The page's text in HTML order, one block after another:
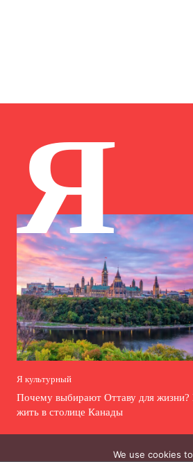
Я
Я культурный
Почему выбирают Оттаву для жизни?
жить в столице Канады
We use cookies